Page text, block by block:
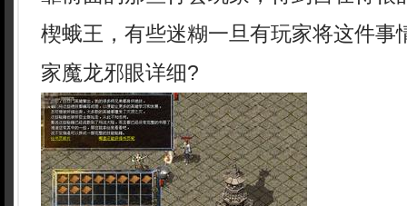
楔蛾王，有些迷糊一旦有玩家将这件事
家魔龙邪眼详细?